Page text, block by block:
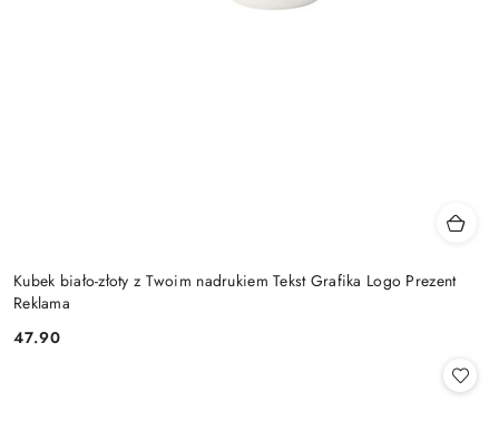
Kubek biało-złoty z Twoim nadrukiem Tekst Grafika Logo Prezent
Reklama
Cena:
47.90